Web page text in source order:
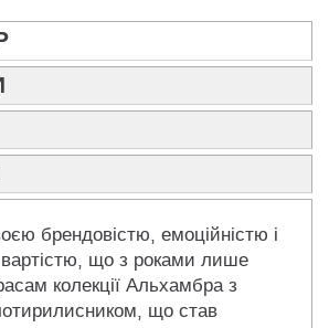
брендовістю, емоційністю і
що з роками лише
колекції Альхамбра з
що став